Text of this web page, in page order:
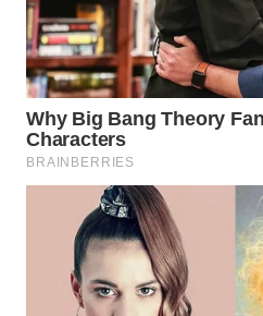
WN
BOGOR
WN
DEPOK
TAPANULI
UTARA
WN